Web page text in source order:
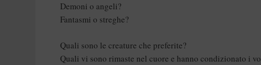
Demoni o angeli?
Fantasmi o streghe?
Quali sono le creature che preferite?
Quali vi sono rimaste nel cuore e hanno condizionato i